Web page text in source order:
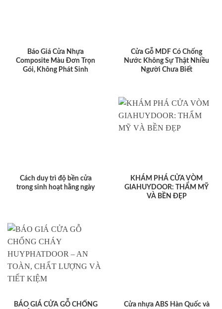
Báo Giá Cửa Nhựa
Composite Màu Đơn Trọn
Gói, Không Phát Sinh
Cửa Gỗ MDF Có Chống
Nước Không Sự Thật Nhiều
Người Chưa Biết
Cách duy trì độ bền cửa
trong sinh hoạt hằng ngày
KHÁM PHÁ CỬA VÒM
GIAHUYDOOR: THẨM MỸ
VÀ BỀN ĐẸP
BÁO GIÁ CỬA GỖ CHỐNG
Cửa nhựa ABS Hàn Quốc và